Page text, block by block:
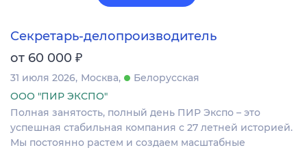
Секретарь-делопроизводитель
от 60 000 ₽
31 июля 2026 Москва
Белорусская
ООО "ПИР ЭКСПО"
Полная занятость, полный день ПИР Экспо – это
успешная стабильная компания с 27 летней историей.
Мы постоянно растем и создаем масштабные